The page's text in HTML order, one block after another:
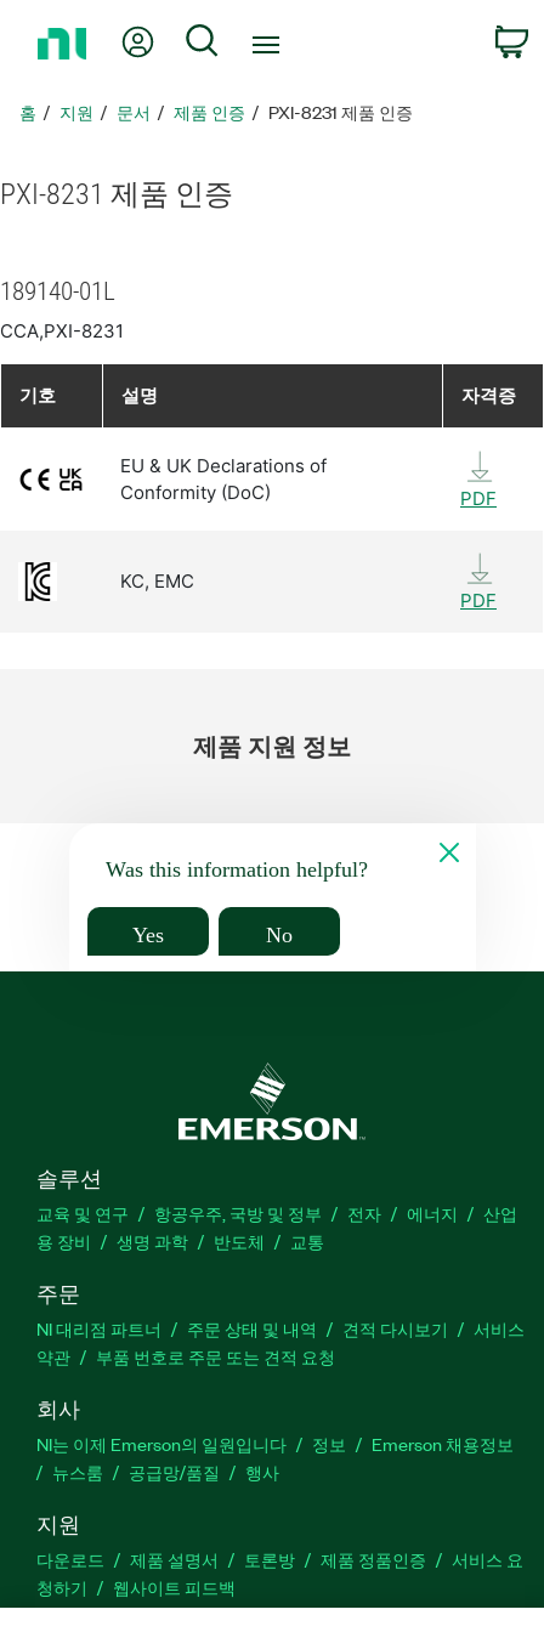
지
아
내 계정 검색
홈 지원 문서 제품 인증 PXI-8231 제품 인증
PXI-8231 제품 인증
189140-01L
CCA,PXI-8231
기호 설명 자격증
EU & UK Declarations of
Conformity (DoC)
PDF
KC, EMC
PDF
제품 지원 정보
Was this information helpful?
Yes No
솔루션
교육 및 연구 항공우주, 국방 및 정부 전자 에너지
산업
용 장비
생명 과학 반도체 교통
주문
NI 대리점 파트너 주문 상태 및 내역 견적 다시보기
서비스
약관
부품 번호로 주문 또는 견적 요청
회사
NI는 이제 Emerson의 일원입니다 정보
Emerson 채용정보
뉴스룸
공급망/품질 행사
지원
다운로드 제품 설명서 토론방 제품 정품인증
서비스 요
청하기
웹사이트 피드백